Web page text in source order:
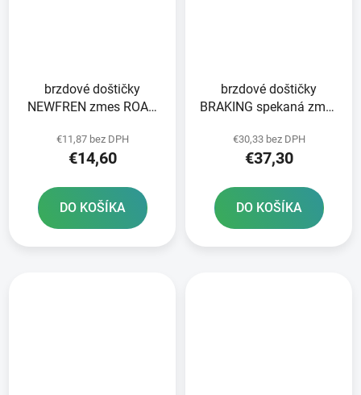
brzdové doštičky
NEWFREN zmes ROAD
v balení
€11,87 bez DPH
€14,60
DO KOŠÍKA
brzdové doštičky
BRAKING spekaná zmes
€30,33 bez DPH
€37,30
DO KOŠÍKA